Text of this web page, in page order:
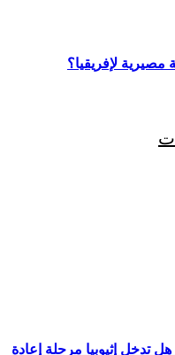
تدخل إثيوبيا مرحلة إعادة
مصيرية لإفريقيا؟